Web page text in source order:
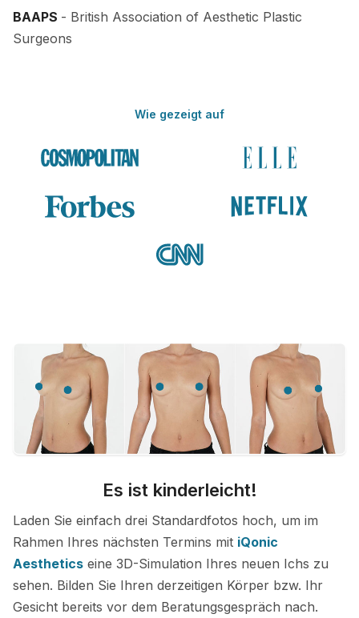
BAAPS - British Association of Aesthetic Plastic
Surgeons
Wie gezeigt auf
Es ist kinderleicht!
Laden Sie einfach drei Standardfotos hoch, um im
Rahmen Ihres nächsten Termins mit iQonic
Aesthetics eine 3D-Simulation Ihres neuen Ichs zu
sehen. Bilden Sie Ihren derzeitigen Körper bzw. Ihr
Gesicht bereits vor dem Beratungsgespräch nach.